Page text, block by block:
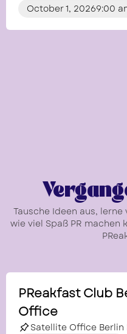
October 1, 20269:00
Tausche Ideen aus,
wie viel Spaß PR machen
PReakfast Club
Office
Satellite Office